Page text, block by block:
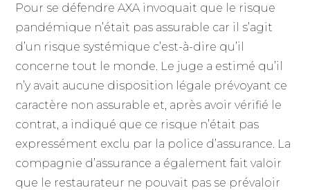
Pour se défendre AXA invoquait que le risque
pandémique n’était pas assurable car il s’agit
d’un risque systémique c’est-à-dire qu’il
concerne tout le monde. Le juge a estimé qu’il
n’y avait aucune disposition légale prévoyant ce
caractère non assurable et, après avoir vérifié le
contrat, a indiqué que ce risque n’était pas
expressément exclu par la police d’assurance. La
compagnie d’assurance a également fait valoir
que le restaurateur ne pouvait pas se prévaloir